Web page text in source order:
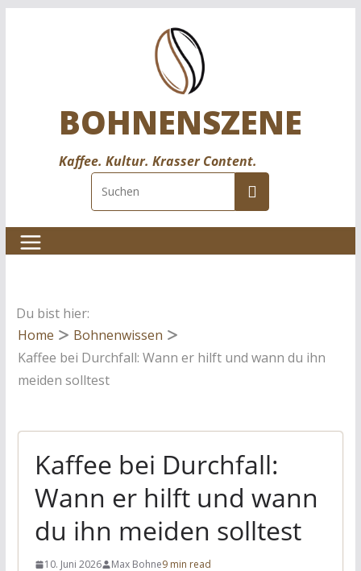
BOHNENSZENE
Kaffee. Kultur. Krasser Content.
Du bist hier:
Home
Bohnenwissen
Kaffee bei Durchfall: Wann er hilft und wann du ihn
meiden solltest
Kaffee bei Durchfall:
Wann er hilft und wann
du ihn meiden solltest
10. Juni 2026 Max Bohne9 min read